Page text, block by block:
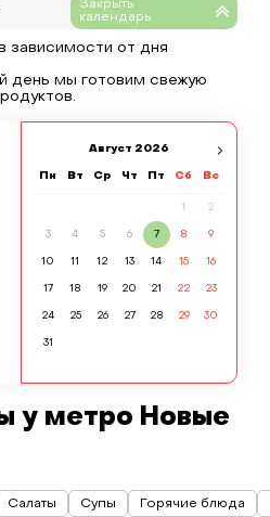
зависимости от дня
день мы готовим свежую
Август 2026
Пн Вт Ср Чт Пт Сб Вс
1 2
3 4 5 6 7 8 9
10 11 12 13 14 15 16
17 18 19 20 21 22 23
24 25 26 27 28 29 30
31
у метро Новые
Салаты Супы Горячие блюда